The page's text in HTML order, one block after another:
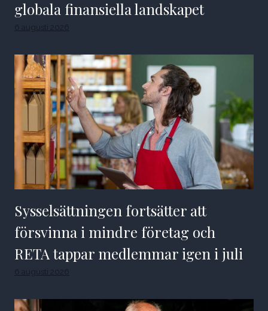
globala finansiella landskapet
6 augusti 2026
Sysselsättningen fortsätter att
försvinna i mindre företag och
RETA tappar medlemmar igen i juli
6 augusti 2026